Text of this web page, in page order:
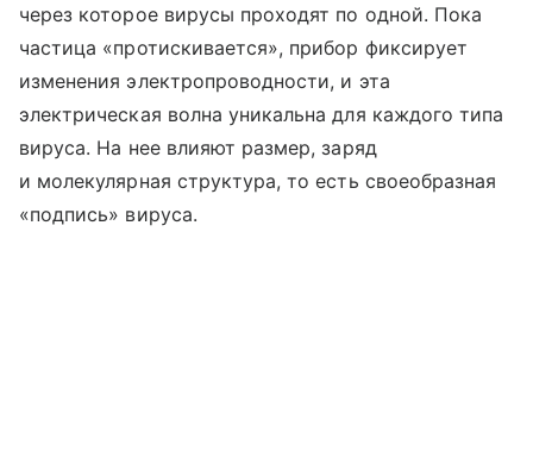
через которое вирусы проходят по одной. Пока
частица «протискивается», прибор фиксирует
изменения электропроводности, и эта
электрическая волна уникальна для каждого типа
вируса. На нее влияют размер, заряд
и молекулярная структура, то есть своеобразная
«подпись» вируса.